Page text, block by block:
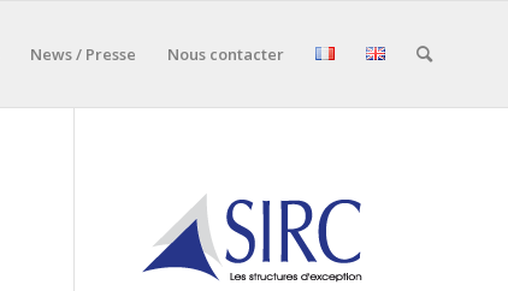
News / Presse Nous contacter